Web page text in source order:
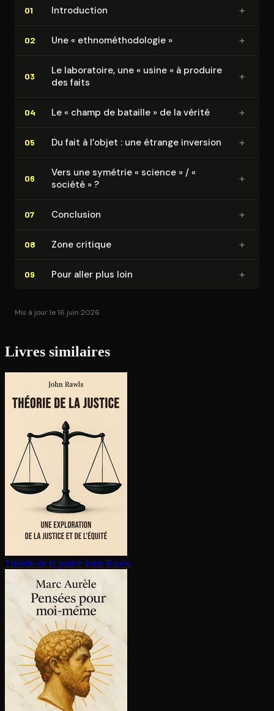
01 In­tro­duc­tion +
02 Une « eth­no­mé­tho­do­lo­gie » +
03
Le laboratoire, une « usine » à produire
des faits
+
04 Le « champ de bataille » de la vérité +
05 Du fait à l’objet : une étrange inversion +
06
Vers une symétrie « science » / «
société » ?
+
07 Conclusion +
08 Zone critique +
09 Pour aller plus loin +
Mis à jour le 16 juin 2026
Livres similaires
Théorie de la justice John Rawls